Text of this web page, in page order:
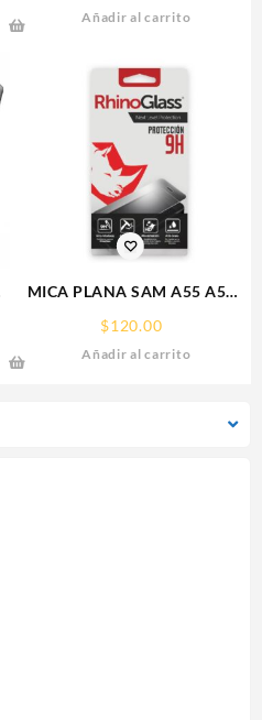
Añadir al carrito
MICA PLANA SAM A55 A56
SAMSUNG 9H RHINOGLASS
$120.00
Añadir al carrito